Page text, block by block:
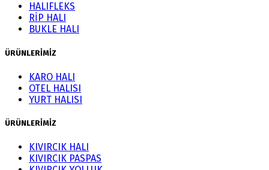
HALIFLEKS
RİP HALI
BUKLE HALI
ÜRÜNLERİMİZ
KARO HALI
OTEL HALISI
YURT HALISI
ÜRÜNLERİMİZ
KIVIRCIK HALI
KIVIRCIK PASPAS